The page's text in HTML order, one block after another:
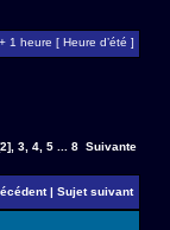
1 heure [ Heure d’été ]
3 4 5 8 Suivante
| Sujet suivant